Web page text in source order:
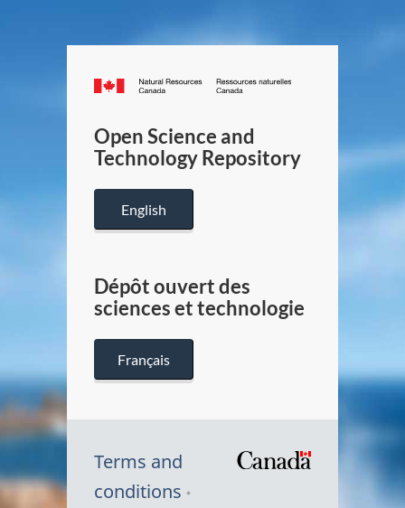
Canada.ca
/
Canada
Open Science and
Technology Repository
English
Dépôt ouvert des
sciences et technologie
Français
Terms and
conditions
Symbole